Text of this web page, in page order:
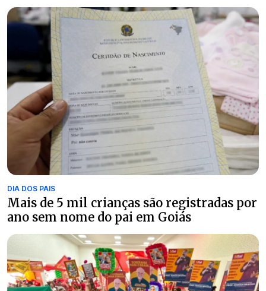
DIA DOS PAIS
Mais de 5 mil crianças são registradas por
ano sem nome do pai em Goiás